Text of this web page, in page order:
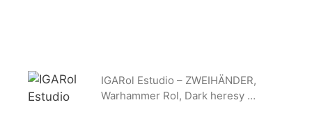
IGARol Estudio – ZWEIHÄNDER,
Warhammer Rol, Dark heresy …